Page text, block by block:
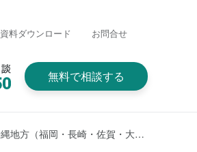
資料ダウンロード お問合せ
無料で相談する
九州・沖縄地方（福岡・長崎・佐賀・大分・熊本・宮崎・鹿児島・沖縄）